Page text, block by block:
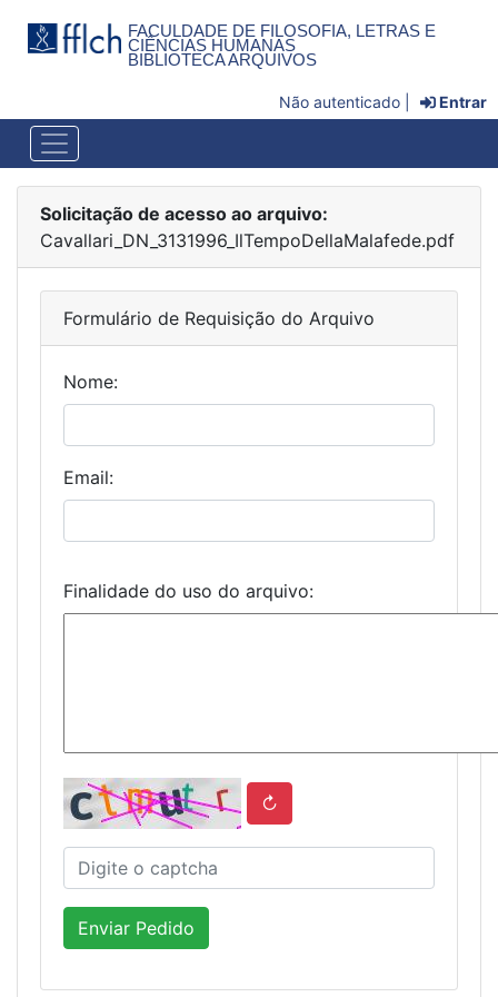
FACULDADE DE FILOSOFIA, LETRAS E
CIÊNCIAS HUMANAS
BIBLIOTECA ARQUIVOS
Não autenticado | Entrar
Solicitação de acesso ao arquivo:
Cavallari_DN_3131996_IlTempoDellaMalafede.pdf
Formulário de Requisição do Arquivo
Nome:
Email:
Finalidade do uso do arquivo:
↻
Enviar Pedido